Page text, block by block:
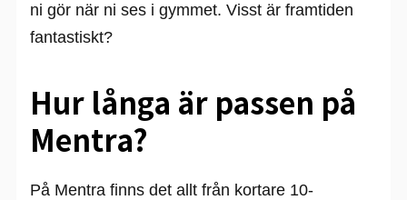
ni gör när ni ses i gymmet. Visst är framtiden
fantastiskt?
Hur långa är passen på
Mentra?
På Mentra finns det allt från kortare 10-